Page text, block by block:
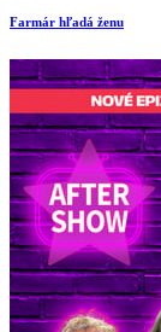
Farmár hľadá ženu